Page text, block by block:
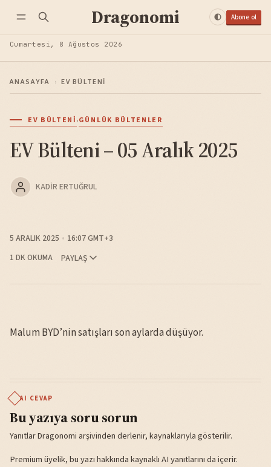
Dragonomi Abone ol
Cumartesi, 8 Ağustos 2026
ANASAYFA › EV BÜLTENI
EV BÜLTENI ·GÜNLÜK BÜLTENLER
EV Bülteni – 05 Aralık 2025
KADIR ERTUĞRUL
5 ARALIK 2025
16:07 GMT+3
1 DK OKUMA
PAYLAŞ
Malum BYD’nin satışları son aylarda düşüyor.
AI CEVAP
Bu yazıya soru sorun
Yanıtlar Dragonomi arşivinden derlenir, kaynaklarıyla gösterilir.
Premium üyelik, bu yazı hakkında kaynaklı AI yanıtlarını da içerir.